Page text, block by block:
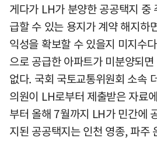
게다가 LH가 분양한 공공택지 중
급할 수 있는 용지가 계약 해지하
익성을 확보할 수 있을지 미지수
으로 공급한 아파트가 미분양되
없다. 국회 국토교통위원회 소속
의원이 LH로부터 제출받은 자료
부터 올해 7월까지 LH가 민간에
지된 공공택지는 인천 영종, 파주